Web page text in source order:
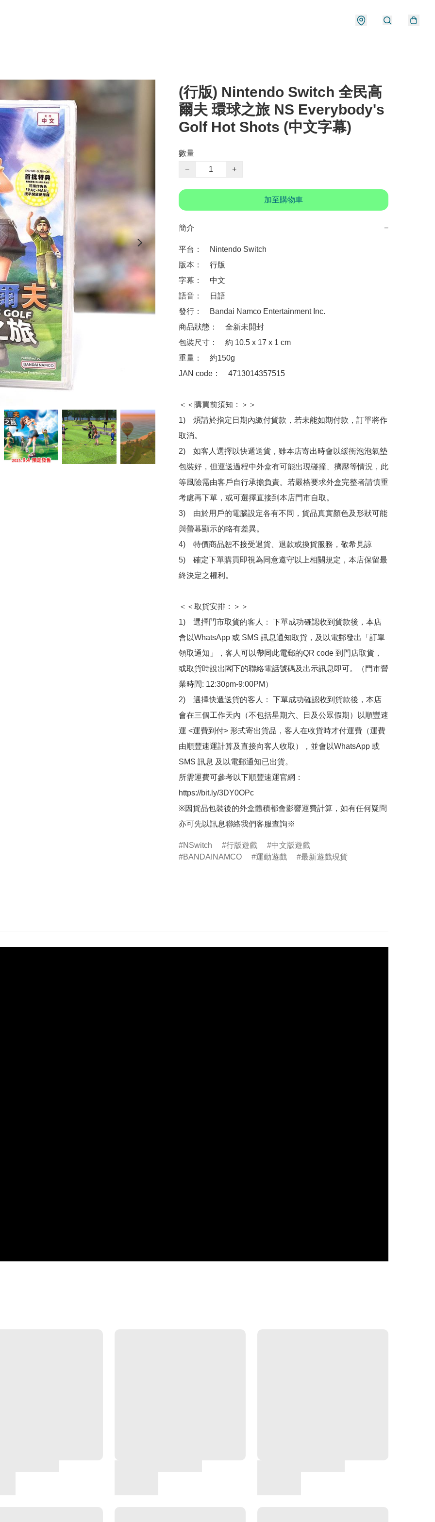
(行版) Nintendo Switch 全民高
爾夫 環球之旅 NS Everybody's
Golf Hot Shots (中文字幕)
數量
−
+
加至購物車
簡介 −
平台：　Nintendo Switch
版本：　行版
字幕：　中文
語音：　日語
發行：　Bandai Namco Entertainment Inc.
商品狀態：　全新未開封
包裝尺寸：　約 10.5 x 17 x 1 cm
重量：　約150g
JAN code：　4713014357515
＜＜購買前須知：＞＞
1)　煩請於指定日期內繳付貨款，若未能如期付款，訂單將作
取消。
2)　如客人選擇以快遞送貨，雖本店寄出時會以緩衝泡泡氣墊
包裝好，但運送過程中外盒有可能出現碰撞、擠壓等情況，此
等風險需由客戶自行承擔負責。若嚴格要求外盒完整者請慎重
考慮再下單，或可選擇直接到本店門市自取。
3)　由於用戶的電腦設定各有不同，貨品真實顏色及形狀可能
與螢幕顯示的略有差異。
4)　特價商品恕不接受退貨、退款或換貨服務，敬希見諒
5)　確定下單購買即視為同意遵守以上相關規定，本店保留最
終決定之權利。
＜＜取貨安排：＞＞
1)　選擇門市取貨的客人： 下單成功確認收到貨款後，本店
會以WhatsApp 或 SMS 訊息通知取貨，及以電郵發出「訂單
領取通知」，客人可以帶同此電郵的QR code 到門店取貨，
或取貨時說出閣下的聯絡電話號碼及出示訊息即可。（門市營
業時間: 12:30pm-9:00PM）
2)　選擇快遞送貨的客人： 下單成功確認收到貨款後，本店
會在三個工作天內（不包括星期六、日及公眾假期）以順豐速
運 <運費到付> 形式寄出貨品，客人在收貨時才付運費（運費
由順豐速運計算及直接向客人收取），並會以WhatsApp 或
SMS 訊息 及以電郵通知已出貨。
所需運費可參考以下順豐速運官網：
https://bit.ly/3DY0OPc
※因貨品包裝後的外盒體積都會影響運費計算，如有任何疑問
亦可先以訊息聯絡我們客服查詢※
NSwitch 行版遊戲
中文版遊戲
BANDAINAMCO
運動遊戲 最新遊戲現貨